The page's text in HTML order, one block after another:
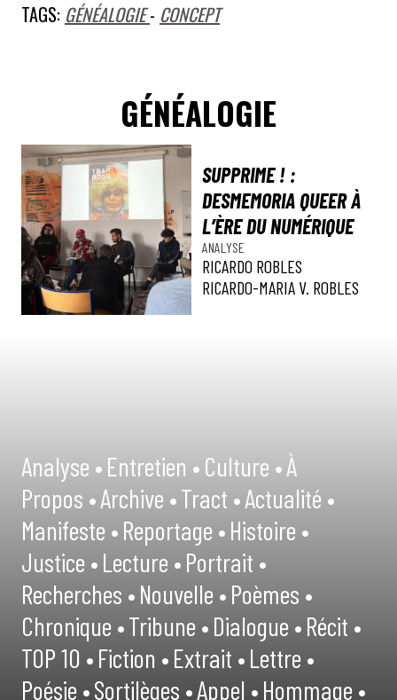
TAGS: GÉNÉALOGIE- CONCEPT
GÉNÉALOGIE
SUPPRIME ! :
DESMEMORIA QUEER À
L’ÈRE DU NUMÉRIQUE
ANALYSE
RICARDO ROBLES
RICARDO-MARIA V. ROBLES
Analyse •Entretien •Culture •À
Propos •Archive •Tract •Actualité •
Manifeste •Reportage •Histoire •
Justice •Lecture •Portrait •
Recherches •Nouvelle •Poèmes •
Chronique •Tribune •Dialogue •Récit •
TOP 10 •Fiction •Extrait •Lettre •
Poésie •Sortilèges •Appel •Hommage •